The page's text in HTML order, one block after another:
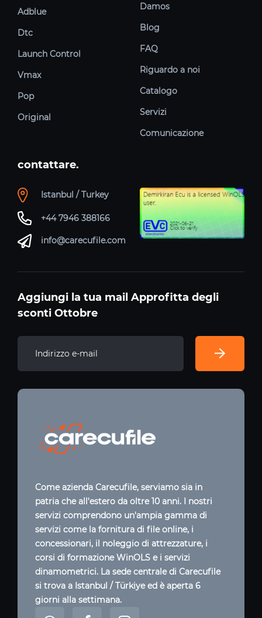
Adblue
Dtc
Launch Control
Vmax
Pop
Original
Damos
Blog
FAQ
Riguardo a noi
Catalogo
Servizi
Comunicazione
contattare.
Istanbul / Turkey
+44 7946 388166
info@carecufile.com
Aggiungi la tua mail Approfitta degli
sconti Ottobre
Come azienda Carecufile, serviamo sia in
patria che all'estero da oltre 10 anni. I nostri
servizi comprendono un'ampia gamma di
servizi come la fornitura di file online, i
concessionari, il noleggio di attrezzature, i
corsi di formazione WinOLS e i servizi
dinamometrici. La sede centrale di Carecufile
si trova a Istanbul / Türkiye ed è aperta 6
giorni alla settimana.